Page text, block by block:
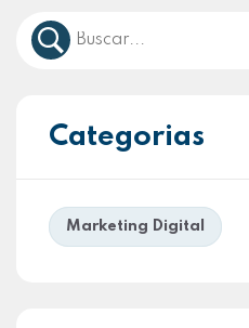
Categorias
Marketing Digital